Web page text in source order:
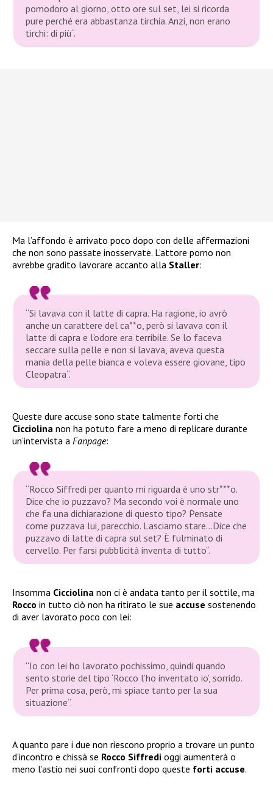
pomodoro al giorno, otto ore sul set, lei si ricorda
pure perché era abbastanza tirchia. Anzi, non erano
tirchi: di più“.
Ma l’affondo è arrivato poco dopo con delle affermazioni
che non sono passate inosservate. L’attore porno non
avrebbe gradito lavorare accanto alla Staller:
“Si lavava con il latte di capra. Ha ragione, io avrò
anche un carattere del ca**o, però si lavava con il
latte di capra e l’odore era terribile. Se lo faceva
seccare sulla pelle e non si lavava, aveva questa
mania della pelle bianca e voleva essere giovane, tipo
Cleopatra“.
Queste dure accuse sono state talmente forti che
Cicciolina non ha potuto fare a meno di replicare durante
un’intervista a Fanpage:
“Rocco Siffredi per quanto mi riguarda è uno str***o.
Dice che io puzzavo? Ma secondo voi è normale uno
che fa una dichiarazione di questo tipo? Pensate
come puzzava lui, parecchio. Lasciamo stare…Dice che
puzzavo di latte di capra sul set? È fulminato di
cervello. Per farsi pubblicità inventa di tutto“.
Insomma Cicciolina non ci è andata tanto per il sottile, ma
Rocco in tutto ciò non ha ritirato le sue accuse sostenendo
di aver lavorato poco con lei:
“Io con lei ho lavorato pochissimo, quindi quando
sento storie del tipo ‘Rocco l’ho inventato io’, sorrido.
Per prima cosa, però, mi spiace tanto per la sua
situazione“.
A quanto pare i due non riescono proprio a trovare un punto
d’incontro e chissà se Rocco Siffredi oggi aumenterà o
meno l’astio nei suoi confronti dopo queste forti accuse.